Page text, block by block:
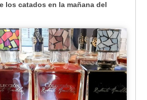
los catados en la mañana del